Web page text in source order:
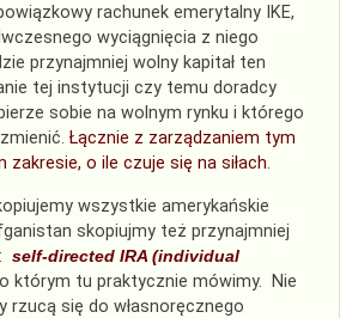
rachunek emerytalny IKE,
wyciągnięcia z niego
przynajmniej wolny kapitał ten
tej instytucji czy temu doradcy
sobie na wolnym rynku i którego
Łącznie z zarządzaniem tym
zakresie, o ile czuje się na siłach.
wszystkie amerykańskie
skopiujmy też przynajmniej
self-directed IRA (individual
o którym tu praktycznie mówimy. Nie
rzucą się do własnoręcznego